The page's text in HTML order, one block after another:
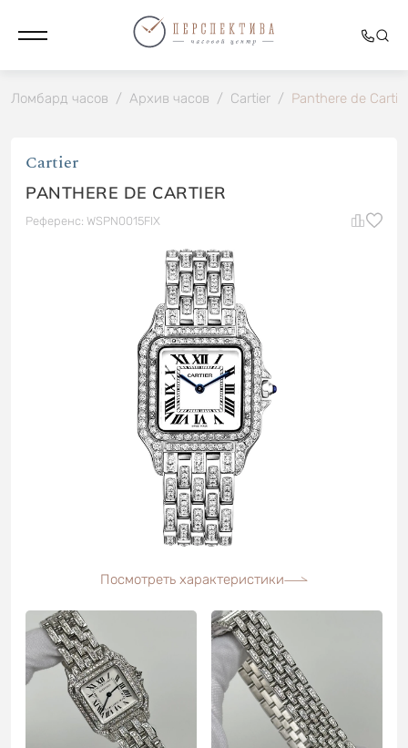
Ломбард часов / Архив часов / Cartier / Panthere de
Cartier
PANTHERE DE CARTIER
Референс: WSPN0015FIX
Посмотреть характеристики